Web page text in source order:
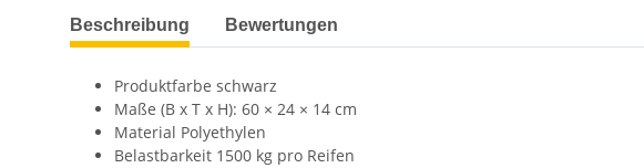
weitere Registerkarten anzeigen
Beschreibung Bewertungen
Produktfarbe schwarz
Maße (B x T x H): 60 × 24 × 14 cm
Material Polyethylen
Belastbarkeit 1500 kg pro Reifen